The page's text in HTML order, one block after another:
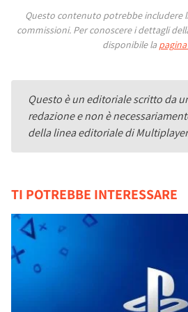
Questo contenuto potrebbe includere
commissioni. Per conoscere i dettagli
disponibile la
Questo è un editoriale scritto da
redazione e non è
della linea editoriale di
TI POTREBBE INTERESSARE